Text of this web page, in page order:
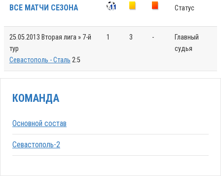
ВСЕ МАТЧИ СЕЗОНА Статус
25.05.2013 Вторая лига » 7-й
тур
Севастополь - Сталь 2:5
1 3 -
Главный
судья
КОМАНДА
Основной состав
Севастополь-2